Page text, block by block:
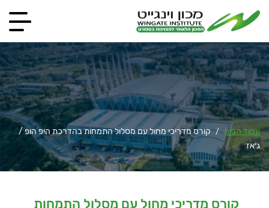
עמוד הבית /
קורס מדריכי מחול עם מסלול התמחות בהדרכת היפ הופ /
ג׳אז
קורס מדריכי מחול עם מסלול התמחות